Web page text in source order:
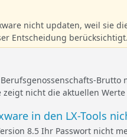
nicht updaten, weil sie
Entscheidung
nicht die aktuellen
in den LX-Tools
8.5 Ihr Passwort nicht